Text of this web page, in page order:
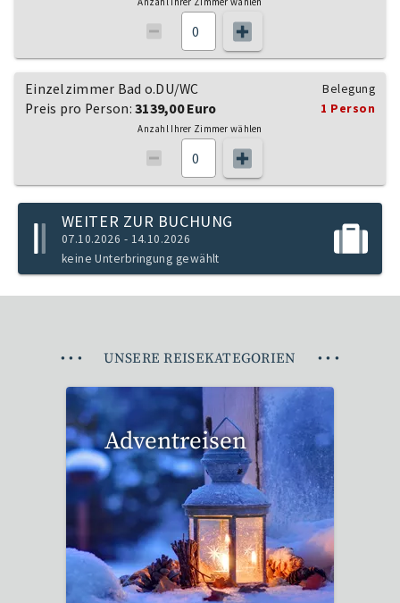
Einzelzimmer Bad o.DU/WC
Preis pro Person:3139,00 Euro
Belegung
1 Person
Anzahl Ihrer Zimmer wählen
WEITER ZUR BUCHUNG
07.10.2026 - 14.10.2026
keine Unterbringung gewählt
• • • UNSERE REISEKATEGORIEN • • •
Adventreisen
20 Reisen gefunden